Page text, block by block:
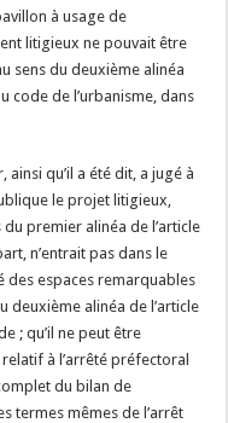
à usage de
litigieux ne pouvait être
sens du deuxième alinéa
code de l’urbanisme, dans
qu’il a été dit, a jugé à
le projet litigieux,
premier alinéa de l’article
n’entrait pas dans le
des espaces remarquables
deuxième alinéa de l’article
; qu’il ne peut être
à l’arrêté préfectoral
du bilan de
termes mêmes de l’arrêt